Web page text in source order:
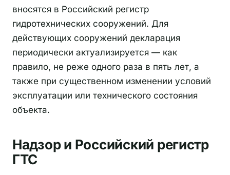
вносятся в Российский регистр
гидротехнических сооружений. Для
действующих сооружений декларация
периодически актуализируется — как
правило, не реже одного раза в пять лет, а
также при существенном изменении условий
эксплуатации или технического состояния
объекта.
Надзор и Российский регистр
ГТС